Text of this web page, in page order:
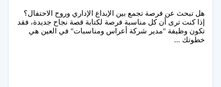
هل تبحث عن فرصة تجمع بين الإبداع الإداري وروح الاحتفال؟
إذا كنت ترى أن كل مناسبة فرصة لكتابة قصة نجاح جديدة، فقد
تكون وظيفة "مدير شركة أعراس ومناسبات" في العين هي
خطوتك ...